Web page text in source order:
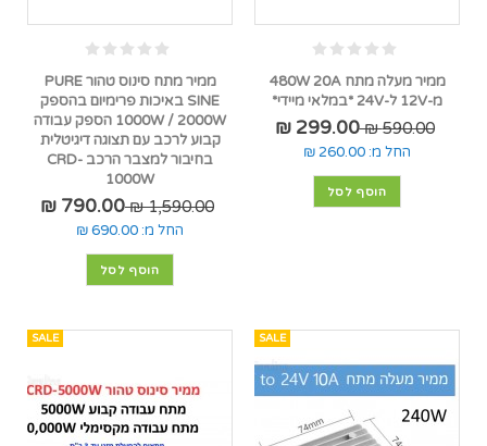
ממיר מעלה מתח 480W 20A
מ-12V ל-24V *במלאי מיידי*
590.00 ₪
299.00 ₪
החל מ: 260.00 ₪
הוסף לסל
ממיר מתח סינוס טהור PURE
SINE באיכות פרימיום בהספק
1000W / 2000W הספק עבודה
קבוע לרכב עם תצוגה דיגיטלית
בחיבור למצבר הרכב CRD-
1000W
1,590.00 ₪
790.00 ₪
החל מ: 690.00 ₪
הוסף לסל
SALE
SALE